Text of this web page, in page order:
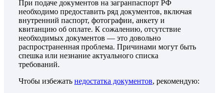
При подаче документов на загранпаспорт РФ
необходимо предоставить ряд документов, включая
внутренний паспорт, фотографии, анкету и
квитанцию об оплате. К сожалению, отсутствие
необходимых документов — это довольно
распространенная проблема. Причинами могут быть
спешка или незнание актуального списка
требований.
Чтобы избежать недостатка документов, рекомендую: